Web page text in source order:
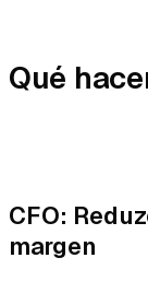
Qué
CFO:
margen